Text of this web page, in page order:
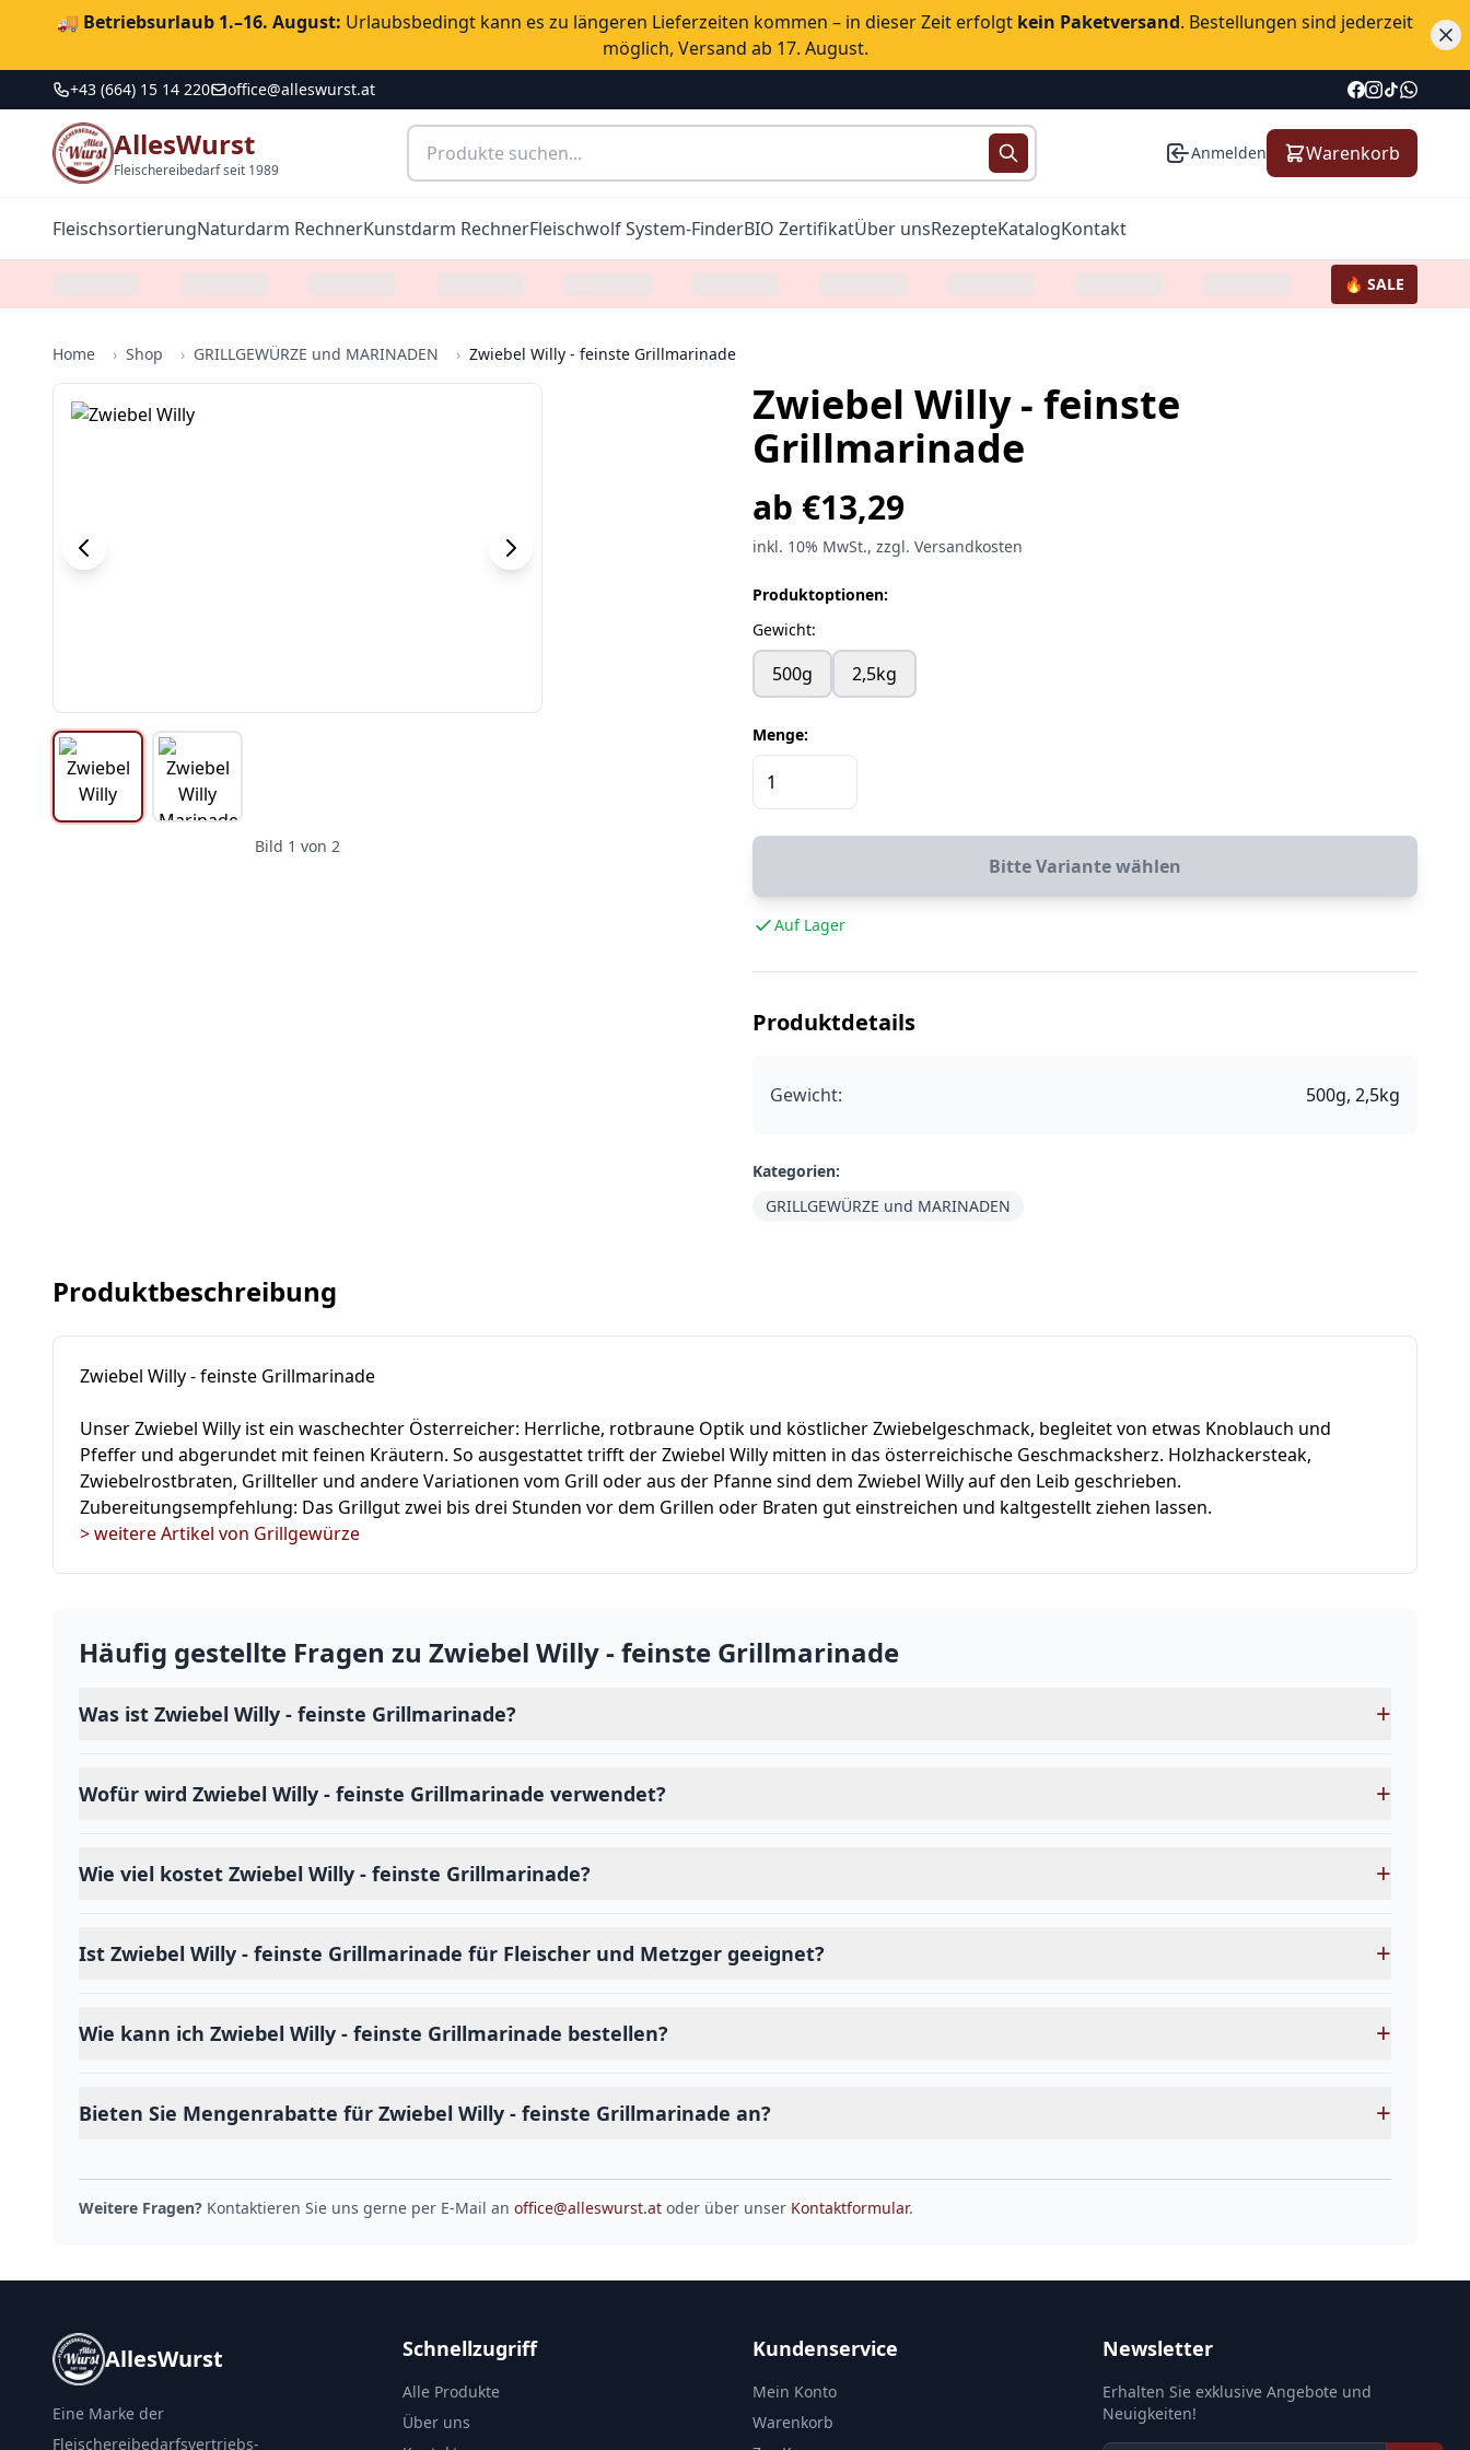
🚚 Betriebsurlaub 1.–16. August: Urlaubsbedingt kann es zu längeren Lieferzeiten kommen – in dieser Zeit erfolgt kein Paketversand. Bestellungen sind jederzeit
möglich, Versand ab 17. August.
+43 (664) 15 14 220 office@alleswurst.at
AllesWurst
Fleischereibedarf seit 1989
Anmelden Warenkorb
FleischsortierungNaturdarm RechnerKunstdarm RechnerFleischwolf System-FinderBIO ZertifikatÜber unsRezepteKatalogKontakt
🔥 SALE
Home › Shop › GRILLGEWÜRZE und MARINADEN › Zwiebel Willy - feinste Grillmarinade
Bild 1 von 2
Zwiebel Willy - feinste
Grillmarinade
ab €13,29
inkl. 10% MwSt., zzgl. Versandkosten
Produktoptionen:
Gewicht:
500g 2,5kg
Menge:
Bitte Variante wählen
Auf Lager
Produktdetails
Gewicht: 500g, 2,5kg
Kategorien:
GRILLGEWÜRZE und MARINADEN
Produktbeschreibung
Zwiebel Willy - feinste Grillmarinade
Unser Zwiebel Willy ist ein waschechter Österreicher: Herrliche, rotbraune Optik und köstlicher Zwiebelgeschmack, begleitet von etwas Knoblauch und
Pfeffer und abgerundet mit feinen Kräutern. So ausgestattet trifft der Zwiebel Willy mitten in das österreichische Geschmacksherz. Holzhackersteak,
Zwiebelrostbraten, Grillteller und andere Variationen vom Grill oder aus der Pfanne sind dem Zwiebel Willy auf den Leib geschrieben.
Zubereitungsempfehlung: Das Grillgut zwei bis drei Stunden vor dem Grillen oder Braten gut einstreichen und kaltgestellt ziehen lassen.
> weitere Artikel von Grillgewürze
Häufig gestellte Fragen zu Zwiebel Willy - feinste Grillmarinade
Was ist Zwiebel Willy - feinste Grillmarinade? +
Wofür wird Zwiebel Willy - feinste Grillmarinade verwendet? +
Wie viel kostet Zwiebel Willy - feinste Grillmarinade? +
Ist Zwiebel Willy - feinste Grillmarinade für Fleischer und Metzger geeignet? +
Wie kann ich Zwiebel Willy - feinste Grillmarinade bestellen? +
Bieten Sie Mengenrabatte für Zwiebel Willy - feinste Grillmarinade an? +
Weitere Fragen? Kontaktieren Sie uns gerne per E-Mail an office@alleswurst.at oder über unser Kontaktformular.
AllesWurst
Eine Marke der
Fleischereibedarfsvertriebs-
Schnellzugriff
Alle Produkte
Über uns
Kundenservice
Mein Konto
Warenkorb
Newsletter
Erhalten Sie exklusive Angebote und
Neuigkeiten!